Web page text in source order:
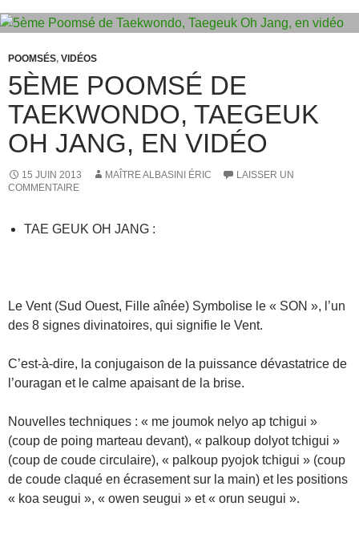
o
o
k
o
n
POOMSÉS, VIDÉOS
5ÈME POOMSÉ DE
TAEKWONDO, TAEGEUK
OH JANG, EN VIDÉO
15 JUIN 2013 MAÎTRE ALBASINI ÉRIC
LAISSER UN
COMMENTAIRE
TAE GEUK OH JANG :
Le Vent (Sud Ouest, Fille aînée) Symbolise le « SON », l’un
des 8 signes divinatoires, qui signifie le Vent.
C’est-à-dire, la conjugaison de la puissance dévastatrice de
l’ouragan et le calme apaisant de la brise.
Nouvelles techniques : « me joumok nelyo ap tchigui »
(coup de poing marteau devant), « palkoup dolyot tchigui »
(coup de coude circulaire), « palkoup pyojok tchigui » (coup
de coude claqué en écrasement sur la main) et les positions
« koa seugui », « owen seugui » et « orun seugui ».